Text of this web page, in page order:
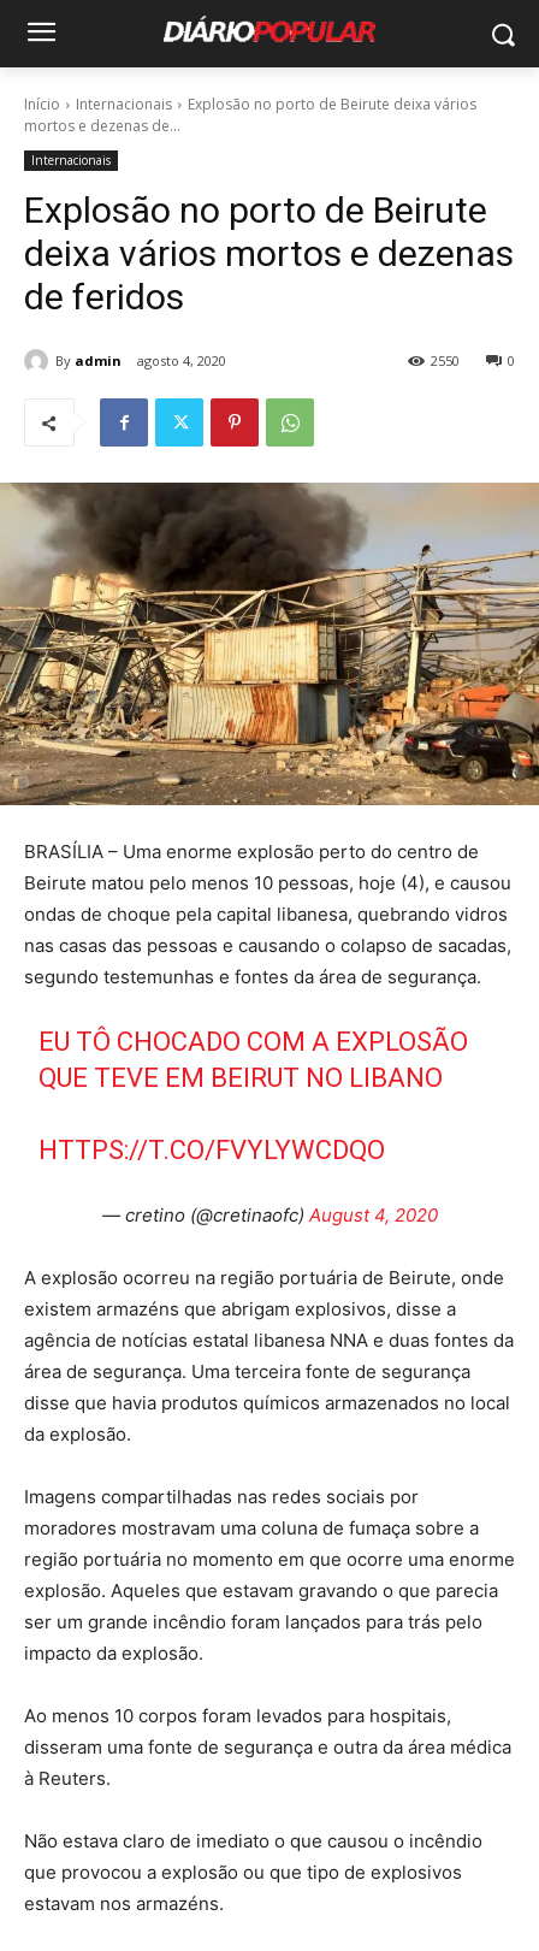
Início Internacionais
Explosão no porto de Beirute deixa vários
mortos e dezenas de...
Internacionais
Explosão no porto de Beirute
deixa vários mortos e dezenas
de feridos
By admin agosto 4, 2020 0
2550
BRASÍLIA – Uma enorme explosão perto do centro de
Beirute matou pelo menos 10 pessoas, hoje (4), e causou
ondas de choque pela capital libanesa, quebrando vidros
nas casas das pessoas e causando o colapso de sacadas,
segundo testemunhas e fontes da área de segurança.
EU TÔ CHOCADO COM A EXPLOSÃO
QUE TEVE EM BEIRUT NO LIBANO
HTTPS://T.CO/FVYLYWCDQO
— cretino (@cretinaofc) August 4, 2020
A explosão ocorreu na região portuária de Beirute, onde
existem armazéns que abrigam explosivos, disse a
agência de notícias estatal libanesa NNA e duas fontes da
área de segurança. Uma terceira fonte de segurança
disse que havia produtos químicos armazenados no local
da explosão.
Imagens compartilhadas nas redes sociais por
moradores mostravam uma coluna de fumaça sobre a
região portuária no momento em que ocorre uma enorme
explosão. Aqueles que estavam gravando o que parecia
ser um grande incêndio foram lançados para trás pelo
impacto da explosão.
Ao menos 10 corpos foram levados para hospitais,
disseram uma fonte de segurança e outra da área médica
à Reuters.
Não estava claro de imediato o que causou o incêndio
que provocou a explosão ou que tipo de explosivos
estavam nos armazéns.